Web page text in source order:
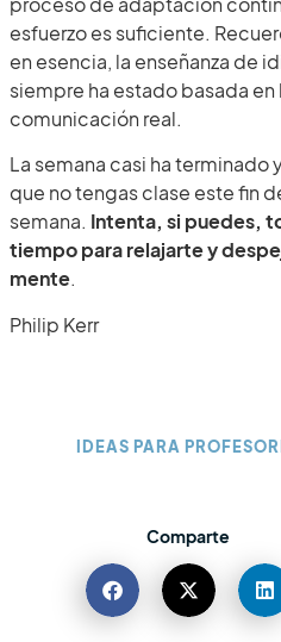
esfuerzo es suficiente.
en esencia, la enseñanza de
siempre ha estado basada en
comunicación real.
La semana casi ha terminado
que no tengas clase este fin
semana. Intenta, si puedes,
tiempo para relajarte y
mente.
Philip Kerr
IDEAS PARA
Comparte